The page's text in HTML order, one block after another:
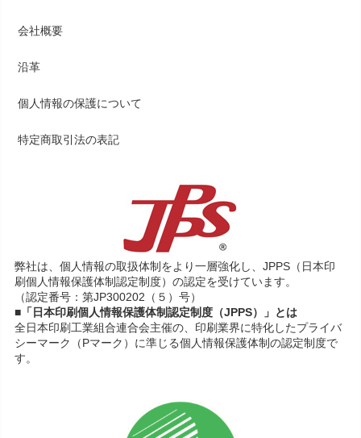
会社概要
沿革
個人情報の保護について
特定商取引法の表記
弊社は、個人情報の取扱体制をより一層強化し、JPPS（日本印
刷個人情報保護体制認定制度）の認定を受けています。
（認定番号：第JP300202（５）号）
■「日本印刷個人情報保護体制認定制度（JPPS）」とは
全日本印刷工業組合連合会主催の、印刷業界に特化したプライバ
シーマーク（Pマーク）に準じる個人情報保護体制の認定制度で
す。